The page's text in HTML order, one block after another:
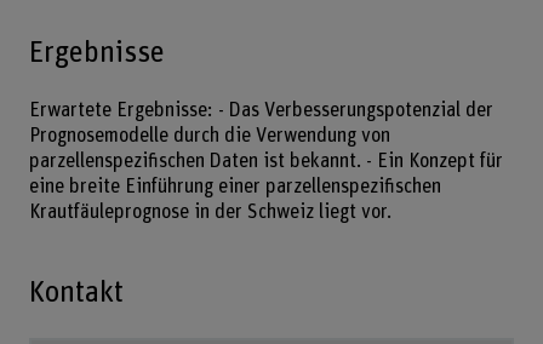
Ergebnisse
Erwartete Ergebnisse: - Das Verbesserungspotenzial der
Prognosemodelle durch die Verwendung von
parzellenspezifischen Daten ist bekannt. - Ein Konzept für
eine breite Einführung einer parzellenspezifischen
Krautfäuleprognose in der Schweiz liegt vor.
Kontakt